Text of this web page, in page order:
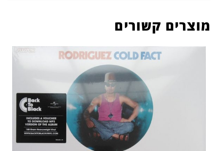
מוצרים קשורים